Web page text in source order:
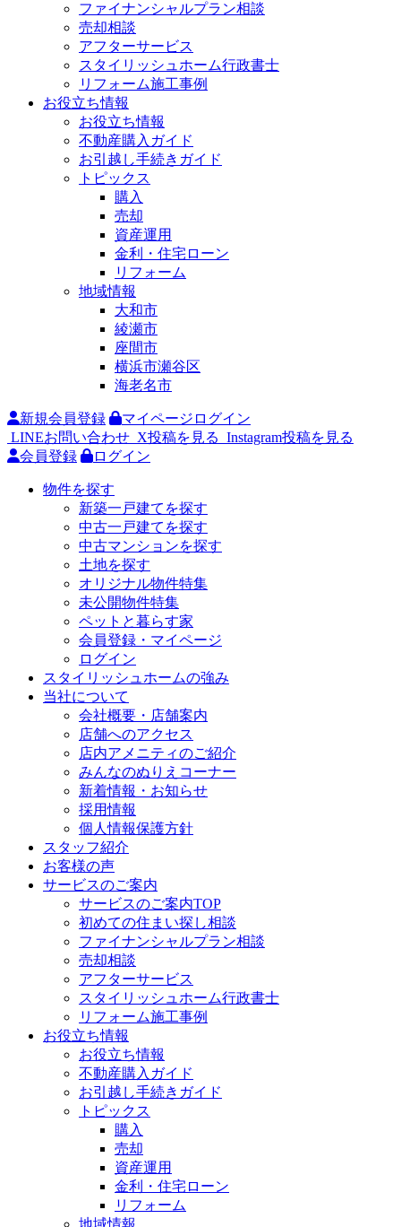
ファイナンシャルプラン相談
売却相談
アフターサービス
スタイリッシュホーム行政書士
リフォーム施工事例
お役立ち情報
お役立ち情報
不動産購入ガイド
お引越し手続きガイド
トピックス
購入
売却
資産運用
金利・住宅ローン
リフォーム
地域情報
大和市
綾瀬市
座間市
横浜市瀬谷区
海老名市
新規会員登録
マイページログイン
LINEお問い合わせ X投稿を見る Instagram投稿を見る
会員登録
ログイン
物件を探す
新築一戸建てを探す
中古一戸建てを探す
中古マンションを探す
土地を探す
オリジナル物件特集
未公開物件特集
ペットと暮らす家
会員登録・マイページ
ログイン
スタイリッシュホームの強み
当社について
会社概要・店舗案内
店舗へのアクセス
店内アメニティのご紹介
みんなのぬりえコーナー
新着情報・お知らせ
採用情報
個人情報保護方針
スタッフ紹介
お客様の声
サービスのご案内
サービスのご案内TOP
初めての住まい探し相談
ファイナンシャルプラン相談
売却相談
アフターサービス
スタイリッシュホーム行政書士
リフォーム施工事例
お役立ち情報
お役立ち情報
不動産購入ガイド
お引越し手続きガイド
トピックス
購入
売却
資産運用
金利・住宅ローン
リフォーム
地域情報